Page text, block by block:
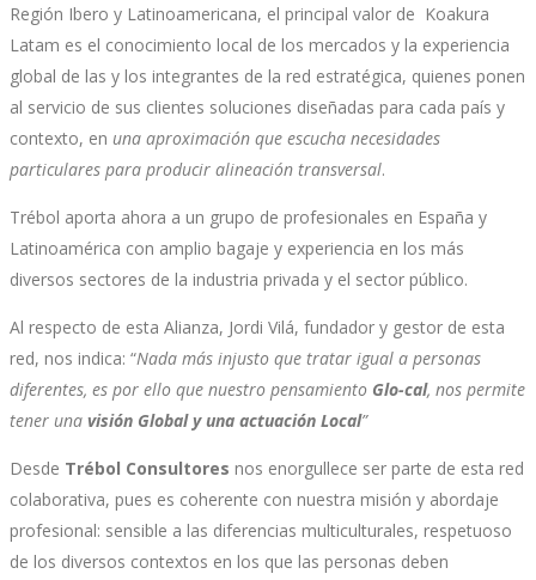
Región Ibero y Latinoamericana, el principal valor de Koakura
Latam es el conocimiento local de los mercados y la experiencia
global de las y los integrantes de la red estratégica, quienes ponen
al servicio de sus clientes soluciones diseñadas para cada país y
contexto, en una aproximación que escucha necesidades
particulares para producir alineación transversal.
Trébol aporta ahora a un grupo de profesionales en España y
Latinoamérica con amplio bagaje y experiencia en los más
diversos sectores de la industria privada y el sector público.
Al respecto de esta Alianza, Jordi Vilá, fundador y gestor de esta
red, nos indica: “Nada más injusto que tratar igual a personas
diferentes, es por ello que nuestro pensamiento Glo-cal, nos permite
tener una visión Global y una actuación Local”
Desde Trébol Consultores nos enorgullece ser parte de esta red
colaborativa, pues es coherente con nuestra misión y abordaje
profesional: sensible a las diferencias multiculturales, respetuoso
de los diversos contextos en los que las personas deben